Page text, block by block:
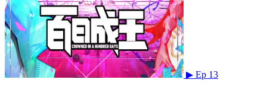
▶ Ep 13